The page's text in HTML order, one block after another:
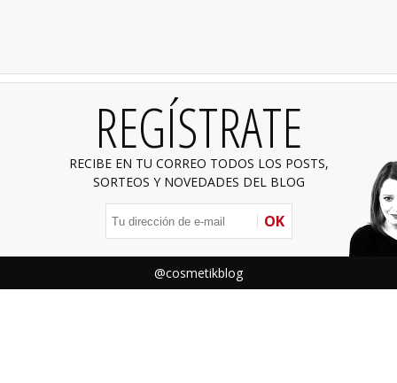
REGÍSTRATE
RECIBE EN TU CORREO TODOS LOS POSTS,
SORTEOS Y NOVEDADES DEL BLOG
OK
@cosmetikblog